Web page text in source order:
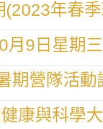
年春
月9日星期
期營隊活動
康與科學